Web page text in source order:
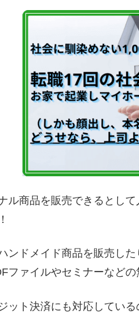
ル商品を販売できるとして
ンドメイド商品を販売した
ファイルやセミナーなどの
ット決済にも対応している